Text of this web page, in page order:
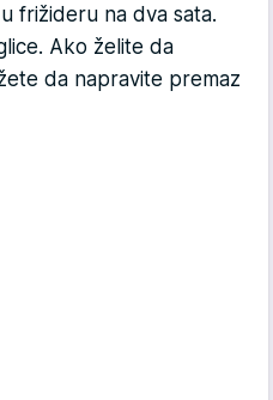
frižideru na dva sata.
Ako želite da
da napravite premaz